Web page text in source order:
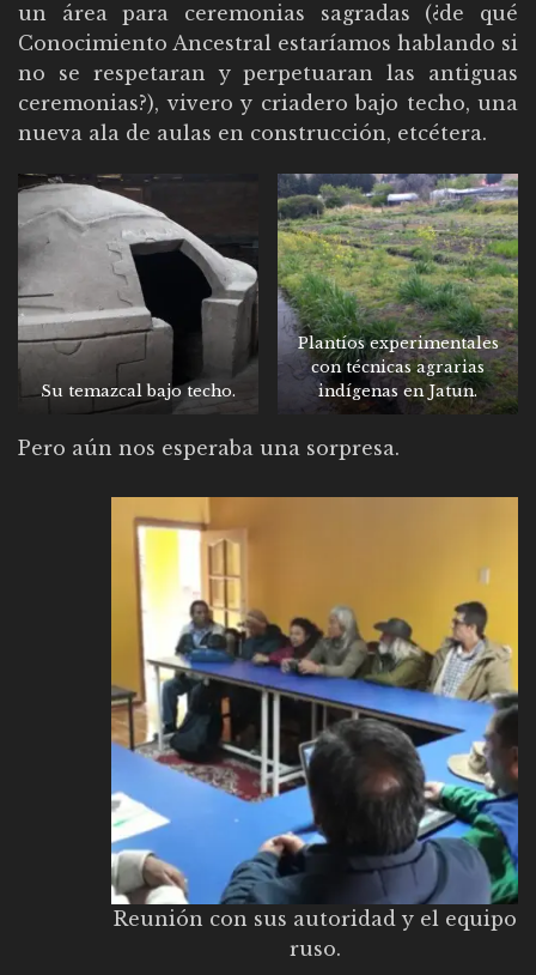
un área para ceremonias sagradas (¿de qué
Conocimiento Ancestral estaríamos hablando si
no se respetaran y perpetuaran las antiguas
ceremonias?), vivero y criadero bajo techo, una
nueva ala de aulas en construcción, etcétera.
Su temazcal bajo techo.
Plantíos experimentales
con técnicas agrarias
indígenas en Jatun.
Pero aún nos esperaba una sorpresa.
Reunión con sus autoridad y el equipo
ruso.